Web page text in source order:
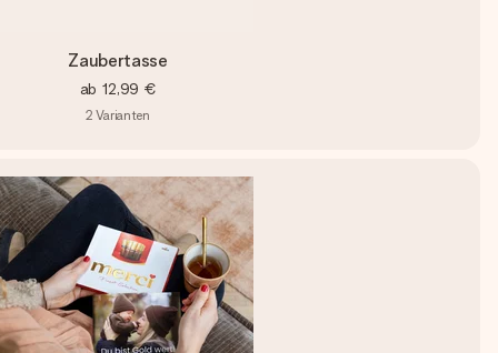
Zaubertasse
ab 12,99 €
2 Varianten